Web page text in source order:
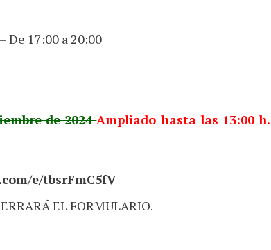
De 17:00 a 20:00
de 2024Ampliado hasta las 13:00 h.
e/tbsrFmC5fV
EL FORMULARIO.